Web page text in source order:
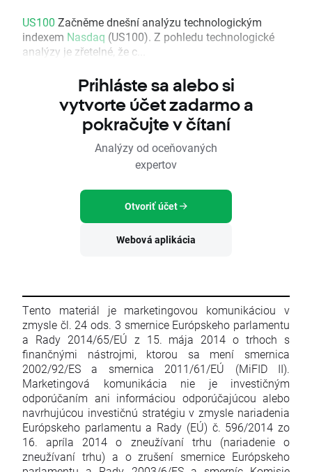
US100 Začněme dnešní analýzu technologickým
indexem Nasdaq (US100). Z pohledu technologické
analýzy je zřetelné, že c...
Prihláste sa alebo si
vytvorte účet zadarmo a
pokračujte v čítaní
Analýzy od oceňovaných
expertov
Otvoriť účet
Webová aplikácia
Tento materiál je marketingovou komunikáciou v
zmysle čl. 24 ods. 3 smernice Európskeho parlamentu
a Rady 2014/65/EÚ z 15. mája 2014 o trhoch s
finančnými nástrojmi, ktorou sa mení smernica
2002/92/ES a smernica 2011/61/EÚ (MiFID II).
Marketingová komunikácia nie je investičným
odporúčaním ani informáciou odporúčajúcou alebo
navrhujúcou investičnú stratégiu v zmysle nariadenia
Európskeho parlamentu a Rady (EÚ) č. 596/2014 zo
16. apríla 2014 o zneužívaní trhu (nariadenie o
zneužívaní trhu) a o zrušení smernice Európskeho